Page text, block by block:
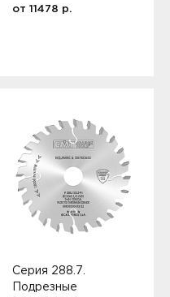
от 11478 р.
Серия 288.7.
Подрезные